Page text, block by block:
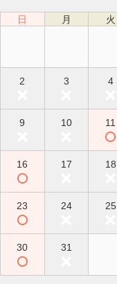
日 月 火
2 3 4
9 10 11
16 17 18
23 24 25
30 31